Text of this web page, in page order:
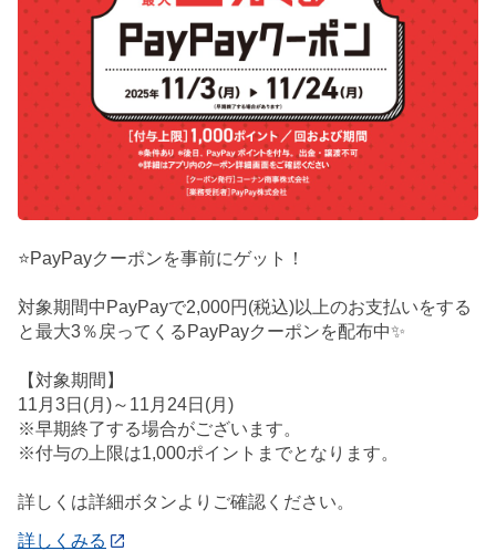
⭐PayPayクーポンを事前にゲット！
対象期間中PayPayで2,000円(税込)以上のお支払いをする
と最大3％戻ってくるPayPayクーポンを配布中✨
【対象期間】
11月3日(月)～11月24日(月)
※早期終了する場合がございます。
※付与の上限は1,000ポイントまでとなります。
詳しくは詳細ボタンよりご確認ください。
詳しくみる